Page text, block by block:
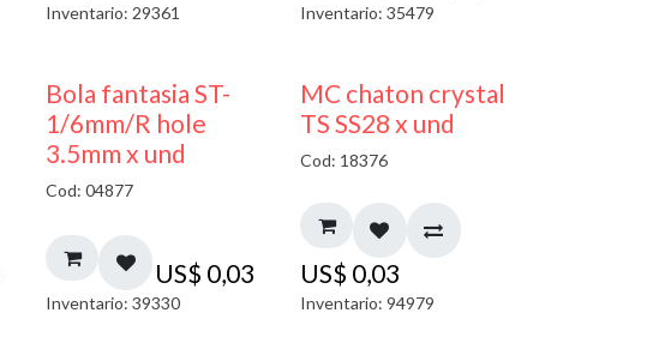
Inventario: 29361 Inventario: 35479
Bola fantasia ST-
1/6mm/R hole
3.5mm x und
Cod: 04877
US$ 0,03
Inventario: 39330
MC chaton crystal
TS SS28 x und
Cod: 18376
US$ 0,03
Inventario: 94979